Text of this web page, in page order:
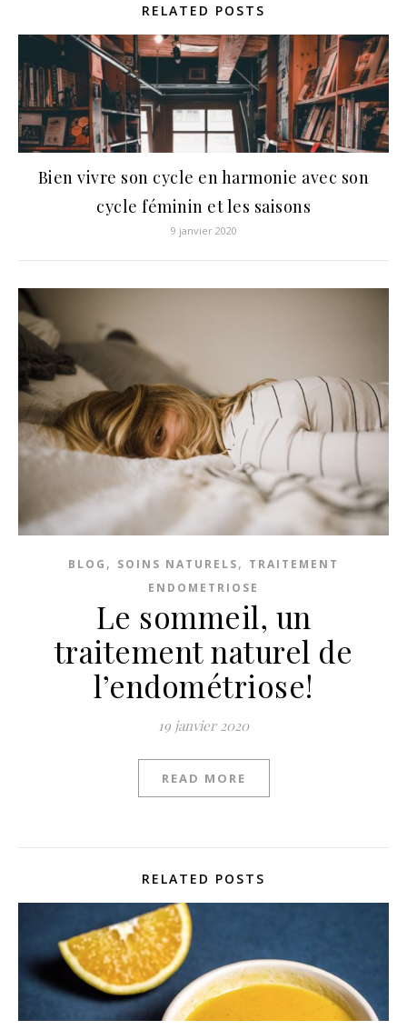
RELATED POSTS
Bien vivre son cycle en harmonie avec son
cycle féminin et les saisons
9 janvier 2020
BLOG , SOINS NATURELS, TRAITEMENT
ENDOMETRIOSE
Le sommeil, un
traitement naturel de
l’endométriose!
19 janvier 2020
READ MORE
RELATED POSTS